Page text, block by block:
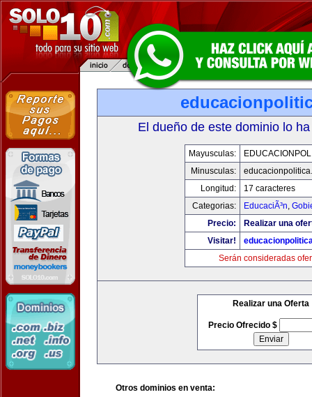
El dueño de este dominio lo
Mayusculas:
Minusculas:
Longitud:
17 caracteres
Categorias:
EducaciÃ³n,
Precio:
Realizar una
Visitar!
Serán consideradas
Realizar una Oferta
Precio Ofrecido $
Otros dominios en venta: